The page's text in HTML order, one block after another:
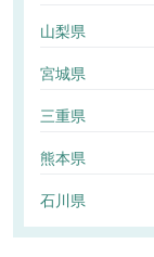
山梨県
宮城県
三重県
熊本県
石川県